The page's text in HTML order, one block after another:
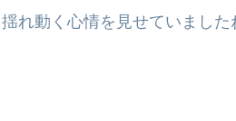
れ動く心情を見せていました